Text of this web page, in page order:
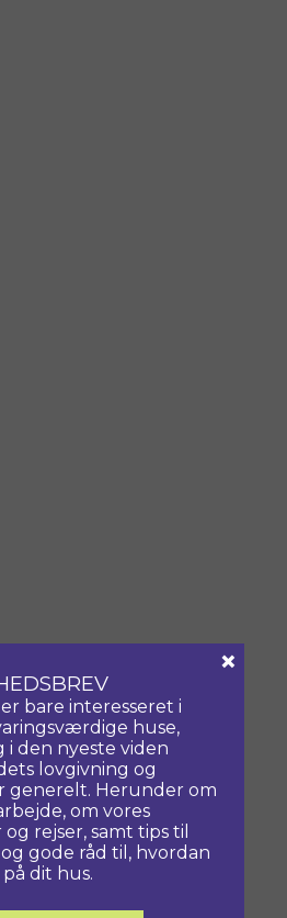
bare interesseret i
huse,
i den nyeste viden
lovgivning og
generelt. Herunder om
om vores
rejser, samt tips til
gode råd til, hvordan
dit hus.
×